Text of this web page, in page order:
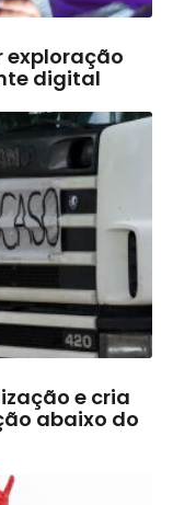
exploração
digital
e cria
abaixo do